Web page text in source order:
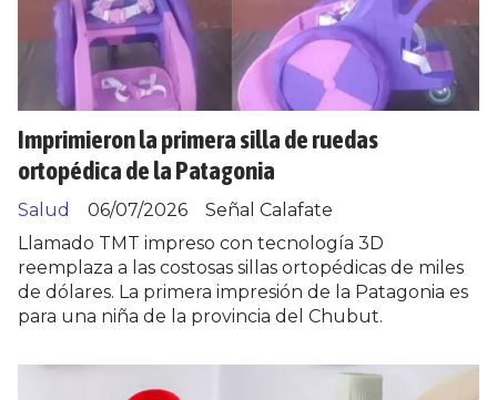
Imprimieron la primera silla de ruedas
ortopédica de la Patagonia
Señal Calafate
Salud
06/07/2026
Llamado TMT impreso con tecnología 3D
reemplaza a las costosas sillas ortopédicas de miles
de dólares. La primera impresión de la Patagonia es
para una niña de la provincia del Chubut.